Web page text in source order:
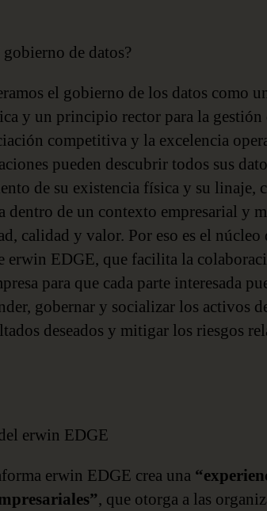
de datos?
el gobierno de los datos como
y un principio rector para la gestión
competitiva y la excelencia
pueden descubrir todos sus
de su existencia física y su linaje,
dentro de un contexto empresarial y
calidad y valor. Por eso es el
erwin EDGE, que facilita la
para que cada parte interesada
gobernar y socializar los activos
deseados y mitigar los riesgos
erwin EDGE
erwin EDGE crea una
, que otorga a las